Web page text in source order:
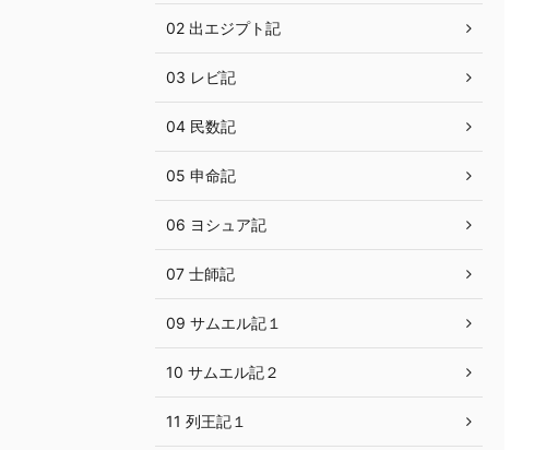
02 出エジプト記
03 レビ記
04 民数記
05 申命記
06 ヨシュア記
07 士師記
09 サムエル記１
10 サムエル記２
11 列王記１